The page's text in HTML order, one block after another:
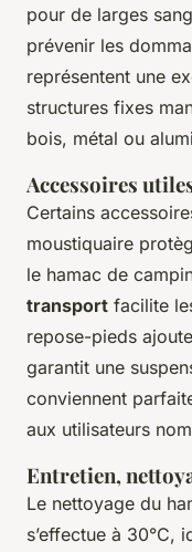
pour de larges
prévenir les
représentent une
structures fixes
bois, métal ou
Accessoires
Certains
moustiquaire
le hamac de
transport facilite
repose-pieds
garantit une
conviennent
aux utilisateurs
Entretien,
Le nettoyage du
s’effectue à 30°C,